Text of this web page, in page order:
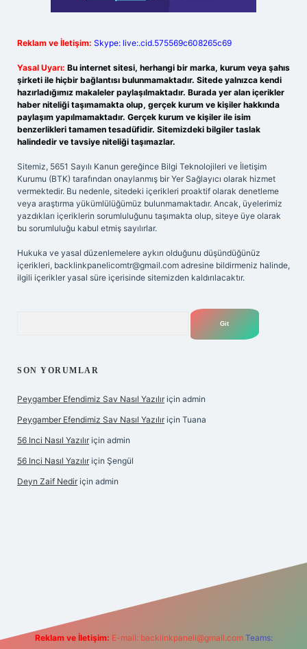
Reklam ve İletişim: Skype: live:.cid.575569c608265c69
Yasal Uyarı: Bu internet sitesi, herhangi bir marka, kurum veya şahıs
şirketi ile hiçbir bağlantısı bulunmamaktadır. Sitede yalnızca kendi
hazırladığımız makaleler paylaşılmaktadır. Burada yer alan içerikler
haber niteliği taşımamakta olup, gerçek kurum ve kişiler hakkında
paylaşım yapılmamaktadır. Gerçek kurum ve kişiler ile isim
benzerlikleri tamamen tesadüfidir. Sitemizdeki bilgiler taslak
halindedir ve tavsiye niteliği taşımazlar.
Sitemiz, 5651 Sayılı Kanun gereğince Bilgi Teknolojileri ve İletişim
Kurumu (BTK) tarafından onaylanmış bir Yer Sağlayıcı olarak hizmet
vermektedir. Bu nedenle, sitedeki içerikleri proaktif olarak denetleme
veya araştırma yükümlülüğümüz bulunmamaktadır. Ancak, üyelerimiz
yazdıkları içeriklerin sorumluluğunu taşımakta olup, siteye üye olarak
bu sorumluluğu kabul etmiş sayılırlar.
Hukuka ve yasal düzenlemelere aykırı olduğunu düşündüğünüz
içerikleri, backlinkpanelicomtr@gmail.com adresine bildirmeniz halinde,
ilgili içerikler yasal süre içerisinde sitemizden kaldırılacaktır.
SON YORUMLAR
Peygamber Efendimiz Sav Nasıl Yazılır için admin
Peygamber Efendimiz Sav Nasıl Yazılır için Tuana
56 Inci Nasıl Yazılır için admin
56 Inci Nasıl Yazılır için Şengül
Deyn Zaif Nedir için admin
Reklam ve İletişim: E-mail: backlinkpaneli@gmail.com Teams: